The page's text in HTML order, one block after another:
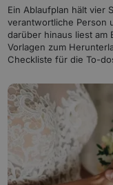
Ein Ablaufplan hält vier
verantwortliche Person
darüber hinaus liest am
Vorlagen zum
Checkliste für die To-